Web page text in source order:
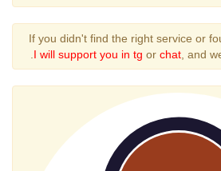
If you didn't find the right service or
I will support you in tg or chat , and